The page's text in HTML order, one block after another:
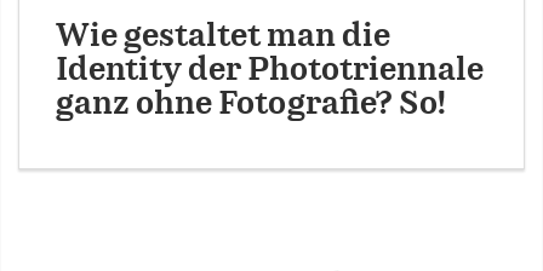
Wie gestaltet man die
Identity der Phototriennale
ganz ohne Fotografie? So!